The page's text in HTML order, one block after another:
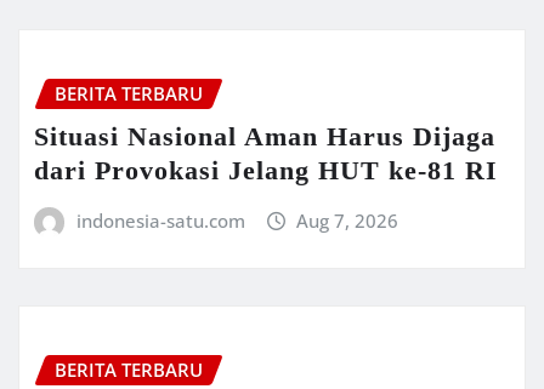
BERITA TERBARU
Situasi Nasional Aman Harus Dijaga
dari Provokasi Jelang HUT ke-81 RI
indonesia-satu.com Aug 7, 2026
BERITA TERBARU